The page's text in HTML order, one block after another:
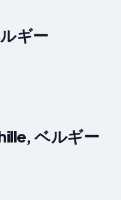
ギー
ベルギー